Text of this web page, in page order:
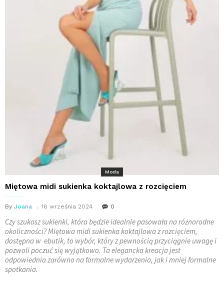
Moda
Miętowa midi sukienka koktajlowa z rozcięciem
By Joana 18 września 2024 0
Czy szukasz sukienki, która będzie idealnie pasowała na różnorodne
okoliczności? Miętowa midi sukienka koktajlowa z rozcięciem,
dostępna w ebutik, to wybór, który z pewnością przyciągnie uwagę i
pozwoli poczuć się wyjątkowo. Ta elegancka kreacja jest
odpowiednia zarówno na formalne wydarzenia, jak i mniej formalne
spotkania.